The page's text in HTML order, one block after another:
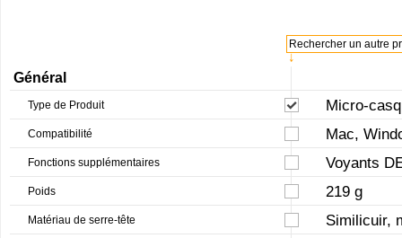
↓
Rechercher un autre
Général
Type de Produit Micro-
Compatibilité Mac,
Fonctions supplémentaires Voyants
Poids 219 g
Matériau de serre-tête Similicuir,